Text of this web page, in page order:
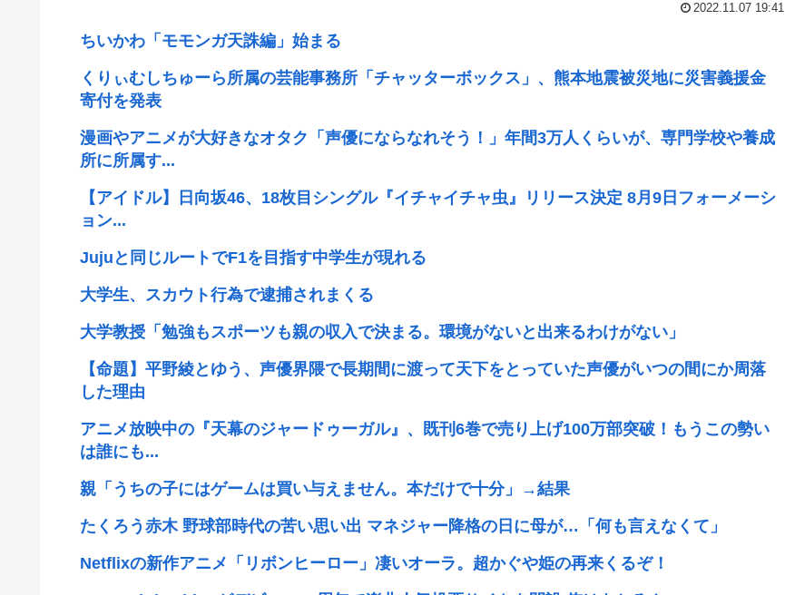
2022.11.07 19:41
ちいかわ「モモンガ天誅編」始まる
くりぃむしちゅーら所属の芸能事務所「チャッターボックス」、熊本地震被災地に災害義援金
寄付を発表
漫画やアニメが大好きなオタク「声優にならなれそう！」年間3万人くらいが、専門学校や養成
所に所属す...
【アイドル】日向坂46、18枚目シングル『イチャイチャ虫』リリース決定 8月9日フォーメーシ
ョン...
Jujuと同じルートでF1を目指す中学生が現れる
大学生、スカウト行為で逮捕されまくる
大学教授「勉強もスポーツも親の収入で決まる。環境がないと出来るわけがない」
【命題】平野綾とゆう、声優界隈で長期間に渡って天下をとっていた声優がいつの間にか周落
した理由
アニメ放映中の『天幕のジャードゥーガル』、既刊6巻で売り上げ100万部突破！もうこの勢い
は誰にも...
親「うちの子にはゲームは買い与えません。本だけで十分」→結果
たくろう赤木 野球部時代の苦い思い出 マネジャー降格の日に母が…「何も言えなくて」
Netflixの新作アニメ「リボンヒーロー」凄いオーラ。超かぐや姫の再来くるぞ！